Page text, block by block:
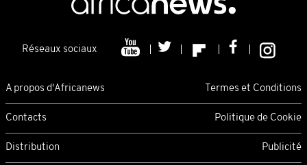
Réseaux sociaux
A propos d'Africanews Termes et Conditions
Contacts Politique de Cookie
Distribution Publicité